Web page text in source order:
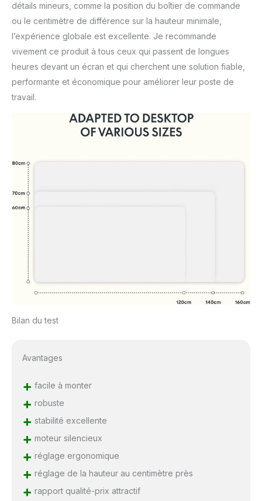
détails mineurs, comme la position du boîtier de commande
ou le centimètre de différence sur la hauteur minimale,
l’expérience globale est excellente. Je recommande
vivement ce produit à tous ceux qui passent de longues
heures devant un écran et qui cherchent une solution fiable,
performante et économique pour améliorer leur poste de
travail.
Bilan du test
Avantages
+ facile à monter
+ robuste
+ stabilité excellente
+ moteur silencieux
+ réglage ergonomique
+ réglage de la hauteur au centimètre près
+ rapport qualité-prix attractif